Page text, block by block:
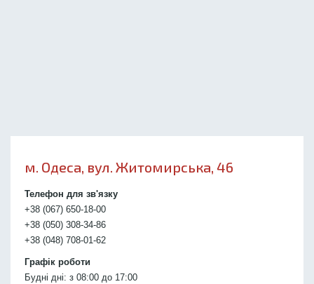
м. Одеса, вул. Житомирська, 46
Телефон для зв'язку
+38 (067) 650-18-00
+38 (050) 308-34-86
+38 (048) 708-01-62
Графік роботи
Будні дні: з 08:00 до 17:00